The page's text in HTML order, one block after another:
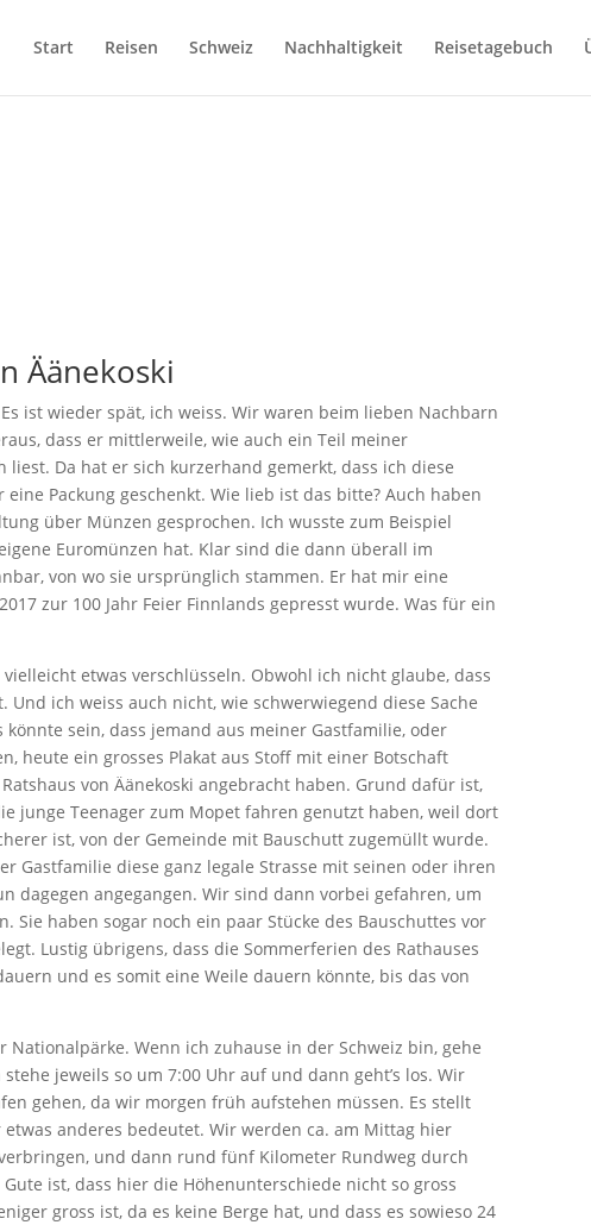
Start Reisen Schweiz Nachhaltigkeit Reisetagebuch
Äänekoski
Es ist wieder spät, ich weiss. Wir waren beim lieben Nachbarn
dass er mittlerweile, wie auch ein Teil meiner
liest. Da hat er sich kurzerhand gemerkt, dass ich diese
Packung geschenkt. Wie lieb ist das bitte? Auch haben
über Münzen gesprochen. Ich wusste zum Beispiel
Euromünzen hat. Klar sind die dann überall im
von wo sie ursprünglich stammen. Er hat mir eine
zur 100 Jahr Feier Finnlands gepresst wurde. Was für ein
etwas verschlüsseln. Obwohl ich nicht glaube, dass
Und ich weiss auch nicht, wie schwerwiegend diese Sache
könnte sein, dass jemand aus meiner Gastfamilie, oder
heute ein grosses Plakat aus Stoff mit einer Botschaft
von Äänekoski angebracht haben. Grund dafür ist,
junge Teenager zum Mopet fahren genutzt haben, weil dort
ist, von der Gemeinde mit Bauschutt zugemüllt wurde.
Gastfamilie diese ganz legale Strasse mit seinen oder ihren
dagegen angegangen. Wir sind dann vorbei gefahren, um
Sie haben sogar noch ein paar Stücke des Bauschuttes vor
Lustig übrigens, dass die Sommerferien des Rathauses
und es somit eine Weile dauern könnte, bis das von
Nationalpärke. Wenn ich zuhause in der Schweiz bin, gehe
jeweils so um 7:00 Uhr auf und dann geht’s los. Wir
gehen, da wir morgen früh aufstehen müssen. Es stellt
anderes bedeutet. Wir werden ca. am Mittag hier
und dann rund fünf Kilometer Rundweg durch
ist, dass hier die Höhenunterschiede nicht so gross
gross ist, da es keine Berge hat, und dass es sowieso 24